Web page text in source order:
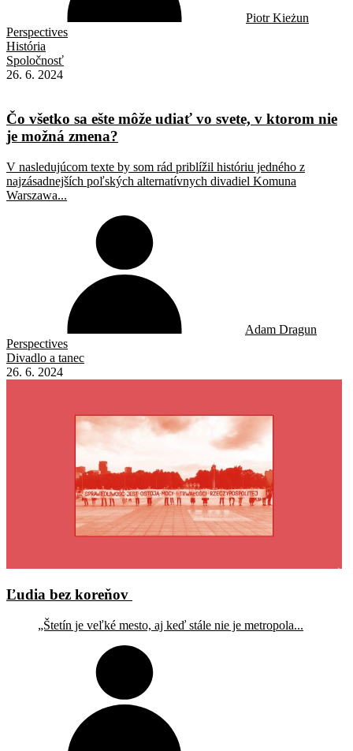
Piotr Kieżun
Perspectives
História
Spoločnosť
26. 6. 2024
Čo všetko sa ešte môže udiať vo svete, v ktorom nie
je možná zmena?
V nasledujúcom texte by som rád priblížil históriu jedného z
najzásadnejších poľských alternatívnych divadiel Komuna
Warszawa...
Adam Dragun
Perspectives
Divadlo a tanec
26. 6. 2024
Ľudia bez koreňov
„Štetín je veľké mesto, aj keď stále nie je metropola...